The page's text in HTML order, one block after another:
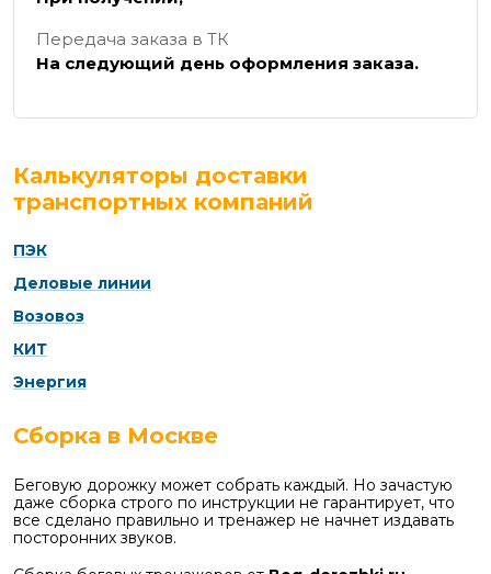
Передача заказа в ТК
На следующий день оформления заказа.
Калькуляторы доставки
транспортных компаний
ПЭК
Деловые линии
Возовоз
КИТ
Энергия
Сборка в Москве
Беговую дорожку может собрать каждый. Но зачастую
даже сборка строго по инструкции не гарантирует, что
все сделано правильно и тренажер не начнет издавать
посторонних звуков.